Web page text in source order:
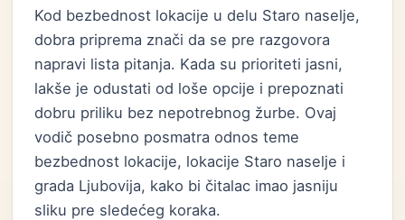
Kod bezbednost lokacije u delu Staro naselje,
dobra priprema znači da se pre razgovora
napravi lista pitanja. Kada su prioriteti jasni,
lakše je odustati od loše opcije i prepoznati
dobru priliku bez nepotrebnog žurbe. Ovaj
vodič posebno posmatra odnos teme
bezbednost lokacije, lokacije Staro naselje i
grada Ljubovija, kako bi čitalac imao jasniju
sliku pre sledećeg koraka.